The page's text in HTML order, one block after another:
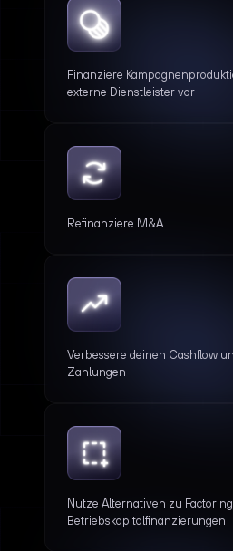
Finanziere
externe Dienstleister vor
Refinanziere M&A
Verbessere deinen Cashflow
Zahlungen
Nutze Alternativen zu
Betriebskapitalfinanzierungen